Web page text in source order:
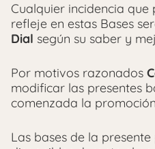
Cualquier incidencia
refleje en estas Bases
Dial según su saber y
Por motivos razonados
modificar las presentes
comenzada la
Las bases de la